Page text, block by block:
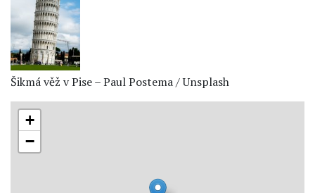
Šikmá věž v Pise – Paul Postema / Unsplash
+
−